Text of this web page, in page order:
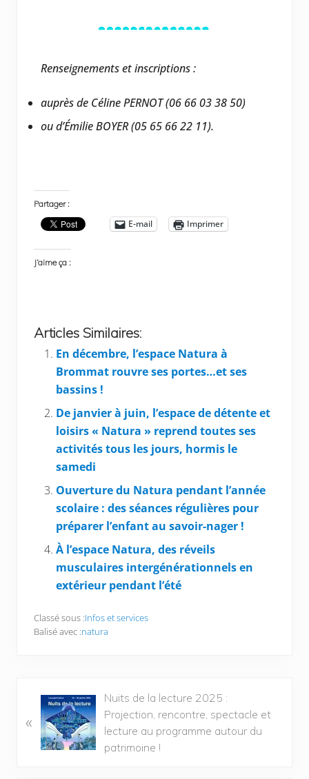
Renseignements et inscriptions :
auprès de Céline PERNOT (06 66 03 38 50)
ou d’Émilie BOYER (05 65 66 22 11).
Partager :
E-mail Imprimer
J’aime ça :
Articles Similaires:
En décembre, l’espace Natura à
Brommat rouvre ses portes…et ses
bassins !
De janvier à juin, l’espace de détente et
loisirs « Natura » reprend toutes ses
activités tous les jours, hormis le
samedi
Ouverture du Natura pendant l’année
scolaire : des séances régulières pour
préparer l’enfant au savoir-nager !
À l’espace Natura, des réveils
musculaires intergénérationnels en
extérieur pendant l’été
Classé sous :Infos et services
Balisé avec :natura
«
Nuits de la lecture 2025 :
Projection, rencontre, spectacle et
lecture au programme autour du
patrimoine !